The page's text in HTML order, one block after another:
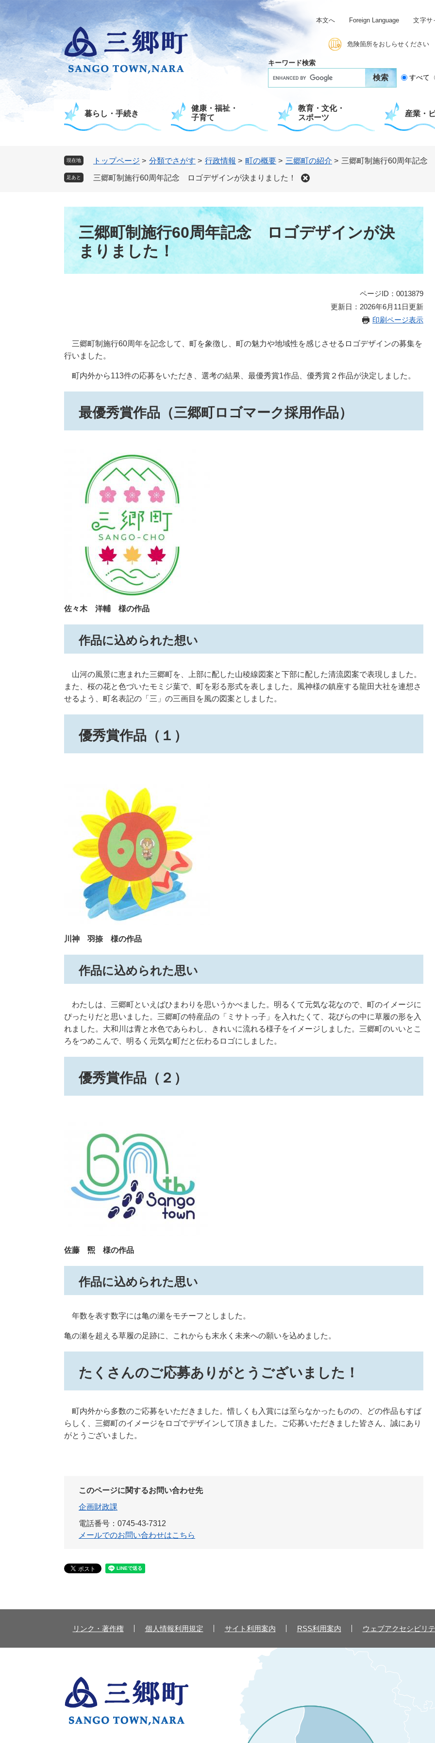
ー
の
先
で
ニ
ー
を
ば
本文へ Foreign Language 文字サ
危険箇所をおしらせください
キーワード検索
ム
検
索
すべて
暮らし・手続き
健康・福祉・
子育て
教育・文化・
スポーツ
産業・
現在地 トップページ > 分類でさがす > 行政情報 > 町の概要 > 三郷町の紹介 > 三郷町制施行60周年記念
足あと 三郷町制施行60周年記念 ロゴデザインが決まりました！
三郷町制施行60周年記念 ロゴデザインが決
まりました！
ページID：0013879
更新日：2026年6月11日更新
印刷ページ表示
三郷町制施行60周年を記念して、町を象徴し、町の魅力や地域性を感じさせるロゴデザインの募集を
行いました。
町内外から113件の応募をいただき、選考の結果、最優秀賞1作品、優秀賞２作品が決定しました。
最優秀賞作品（三郷町ロゴマーク採用作品）
佐々木 洋輔 様の作品
作品に込められた想い
山河の風景に恵まれた三郷町を、上部に配した山稜線図案と下部に配した清流図案で表現しました。
また、桜の花と色づいたモミジ葉で、町を彩る形式を表しました。風神様の鎮座する龍田大社を連想さ
せるよう、町名表記の「三」の三画目を風の図案としました。
優秀賞作品（１）
川神 羽捺 様の作品
作品に込められた思い
わたしは、三郷町といえばひまわりを思いうかべました。明るくて元気な花なので、町のイメージに
ぴったりだと思いました。三郷町の特産品の「ミサトっ子」を入れたくて、花びらの中に草履の形を入
れました。大和川は青と水色であらわし、きれいに流れる様子をイメージしました。三郷町のいいとこ
ろをつめこんで、明るく元気な町だと伝わるロゴにしました。
優秀賞作品（２）
佐藤 煕 様の作品
作品に込められた思い
年数を表す数字には亀の瀬をモチーフとしました。
亀の瀬を超える草履の足跡に、これからも末永く未来への願いを込めました。
たくさんのご応募ありがとうございました！
町内外から多数のご応募をいただきました。惜しくも入賞には至らなかったものの、どの作品もすば
らしく、三郷町のイメージをロゴでデザインして頂きました。ご応募いただきました皆さん、誠にあり
がとうございました。
このページに関するお問い合わせ先
企画財政課
電話番号：0745-43-7312
メールでのお問い合わせはこちら
リンク・著作権 個人情報利用規定 サイト利用案内 RSS利用案内 ウェブアクセシビリ